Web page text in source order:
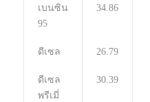
เบนซิน
95
34.86
ดีเซล 26.79
ดีเซล
พรีเมี่
30.39